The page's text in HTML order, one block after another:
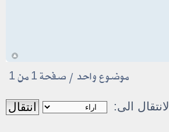
موضوع واحد • صفحة1من1
الانتقال الى: